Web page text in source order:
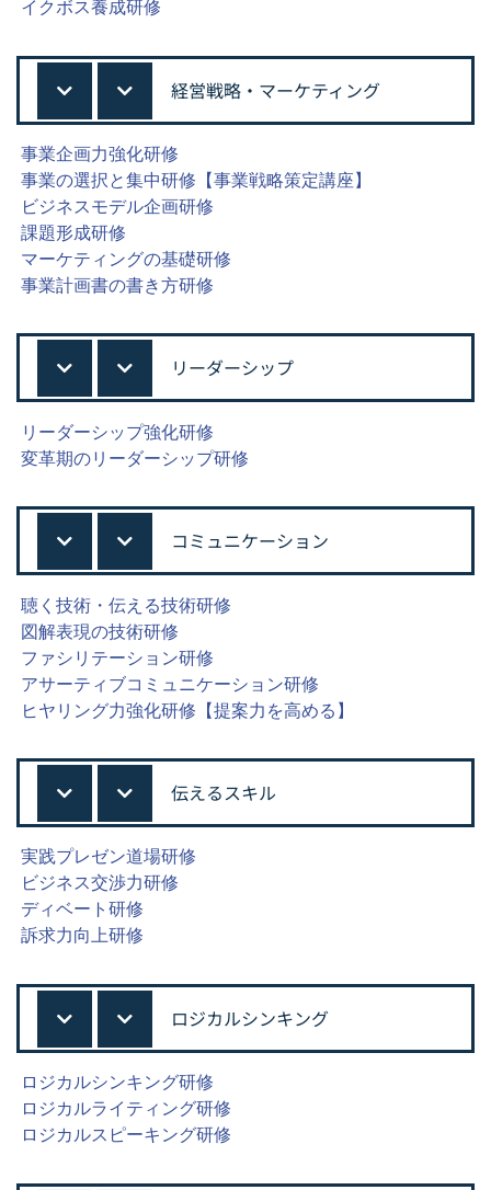
イクボス養成研修
経営戦略・マーケティング
事業企画力強化研修
事業の選択と集中研修【事業戦略策定講座】
ビジネスモデル企画研修
課題形成研修
マーケティングの基礎研修
事業計画書の書き方研修
リーダーシップ
リーダーシップ強化研修
変革期のリーダーシップ研修
コミュニケーション
聴く技術・伝える技術研修
図解表現の技術研修
ファシリテーション研修
アサーティブコミュニケーション研修
ヒヤリング力強化研修【提案力を高める】
伝えるスキル
実践プレゼン道場研修
ビジネス交渉力研修
ディベート研修
訴求力向上研修
ロジカルシンキング
ロジカルシンキング研修
ロジカルライティング研修
ロジカルスピーキング研修